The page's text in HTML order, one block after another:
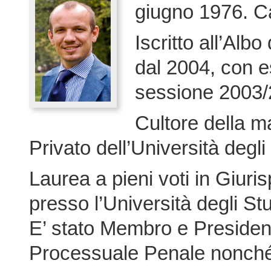
giugno 1976.
Iscritto
dal 2004, con
sessione
Cultore della
Privato dell’Università
Laurea a pieni voti in
presso l’Università degli
E’ stato Membro e
Processuale Penale